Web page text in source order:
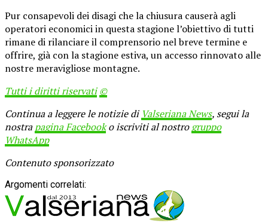
Pur consapevoli dei disagi che la chiusura causerà agli
operatori economici in questa stagione l’obiettivo di tutti
rimane di rilanciare il comprensorio nel breve termine e
offrire, già con la stagione estiva, un accesso rinnovato alle
nostre meravigliose montagne.
Tutti i diritti riservati ©
Continua a leggere le notizie di Valseriana News, segui la
nostrapagina Facebooko iscriviti al nostrogruppo
WhatsApp
Contenuto sponsorizzato
Argomenti correlati: